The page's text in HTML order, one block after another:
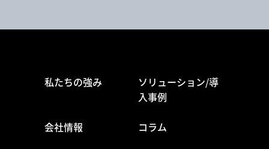
私たちの強み
ソリューション/導
入事例
会社情報 コラム